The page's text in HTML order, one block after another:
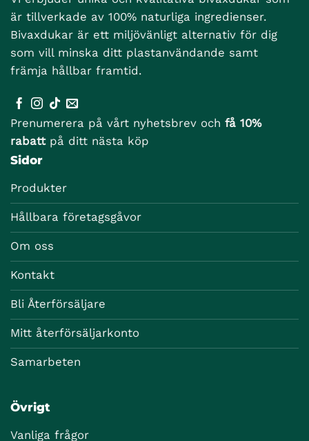
är tillverkade av 100% naturliga ingredienser.
Bivaxdukar är ett miljövänligt alternativ för dig
som vill minska ditt plastanvändande samt
främja hållbar framtid.
Prenumerera på vårt nyhetsbrev och få 10%
rabattpå ditt nästa köp
Sidor
Produkter
Hållbara företagsgåvor
Om oss
Kontakt
Bli Återförsäljare
Mitt återförsäljarkonto
Samarbeten
Övrigt
Vanliga frågor